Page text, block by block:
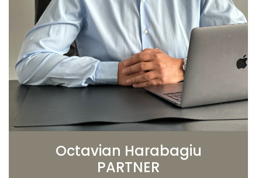
Octavian Harabagiu
PARTNER